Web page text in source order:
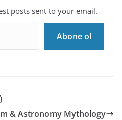
posts sent to your email.
Abone ol
& Astronomy Mythology